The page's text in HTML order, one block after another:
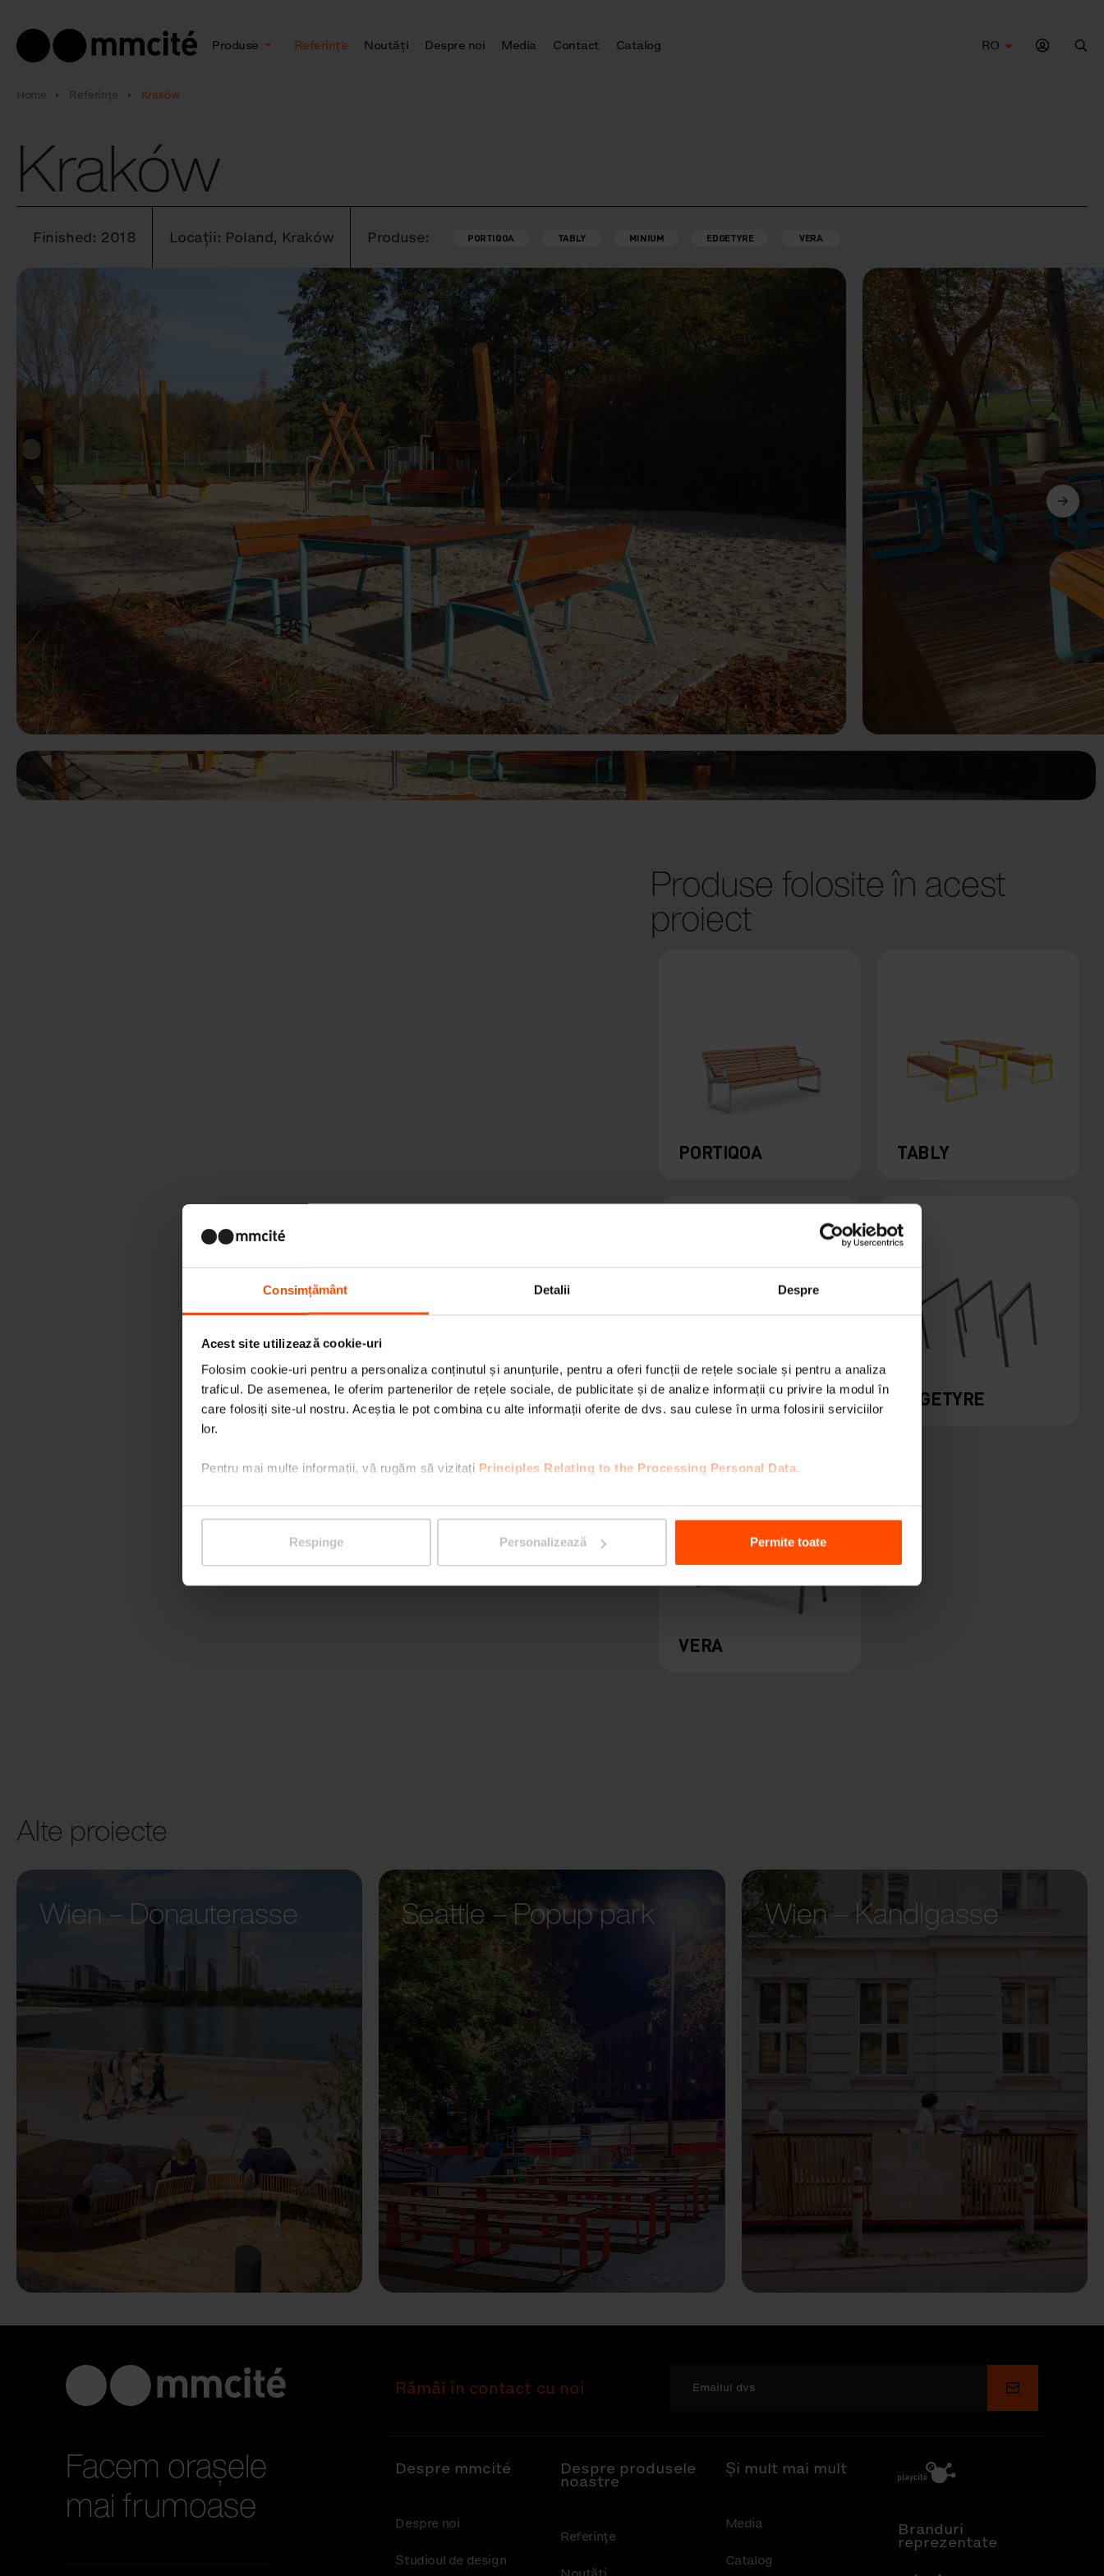
Consimțământ Detalii Despre
Acest site utilizează cookie-uri
Folosim cookie-uri pentru a personaliza conținutul și anunțurile, pentru a oferi funcții de rețele sociale și pentru a analiza
traficul. De asemenea, le oferim partenerilor de rețele sociale, de publicitate și de analize informații cu privire la modul în
care folosiți site-ul nostru. Aceștia le pot combina cu alte informații oferite de dvs. sau culese în urma folosirii serviciilor
lor.
Pentru mai multe informații, vă rugăm să vizitați Principles Relating to the Processing Personal Data.
Respinge Personalizează Permite toate
Produse Referințe Noutăţi Despre noi Media Contact Catalog
RO
Home Referințe Kraków
Kraków
Finished: 2018 Locații: Poland, Kraków Produse: PORTIQOA TABLY MINIUM EDGETYRE VERA
Anterior Următorul
Produse folosite în acest
proiect
PORTIQOA TABLY
MINIUM EDGETYRE
VERA
Alte proiecte
Wien – Donauterasse
Seattle – Popup park Wien – Kandlgasse
Facem orașele
mai frumoase
Rămâi în contact cu noi Depune
Despre mmcité
Despre noi
Studioul de design
Despre produsele
noastre
Referințe
Și mult mai mult
Media
Catalog
Branduri
reprezentate